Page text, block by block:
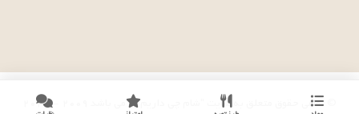
© تمامی حقوق متعلق به سایت "شام چی داریم؟!" می باشد -۲۰۲۶